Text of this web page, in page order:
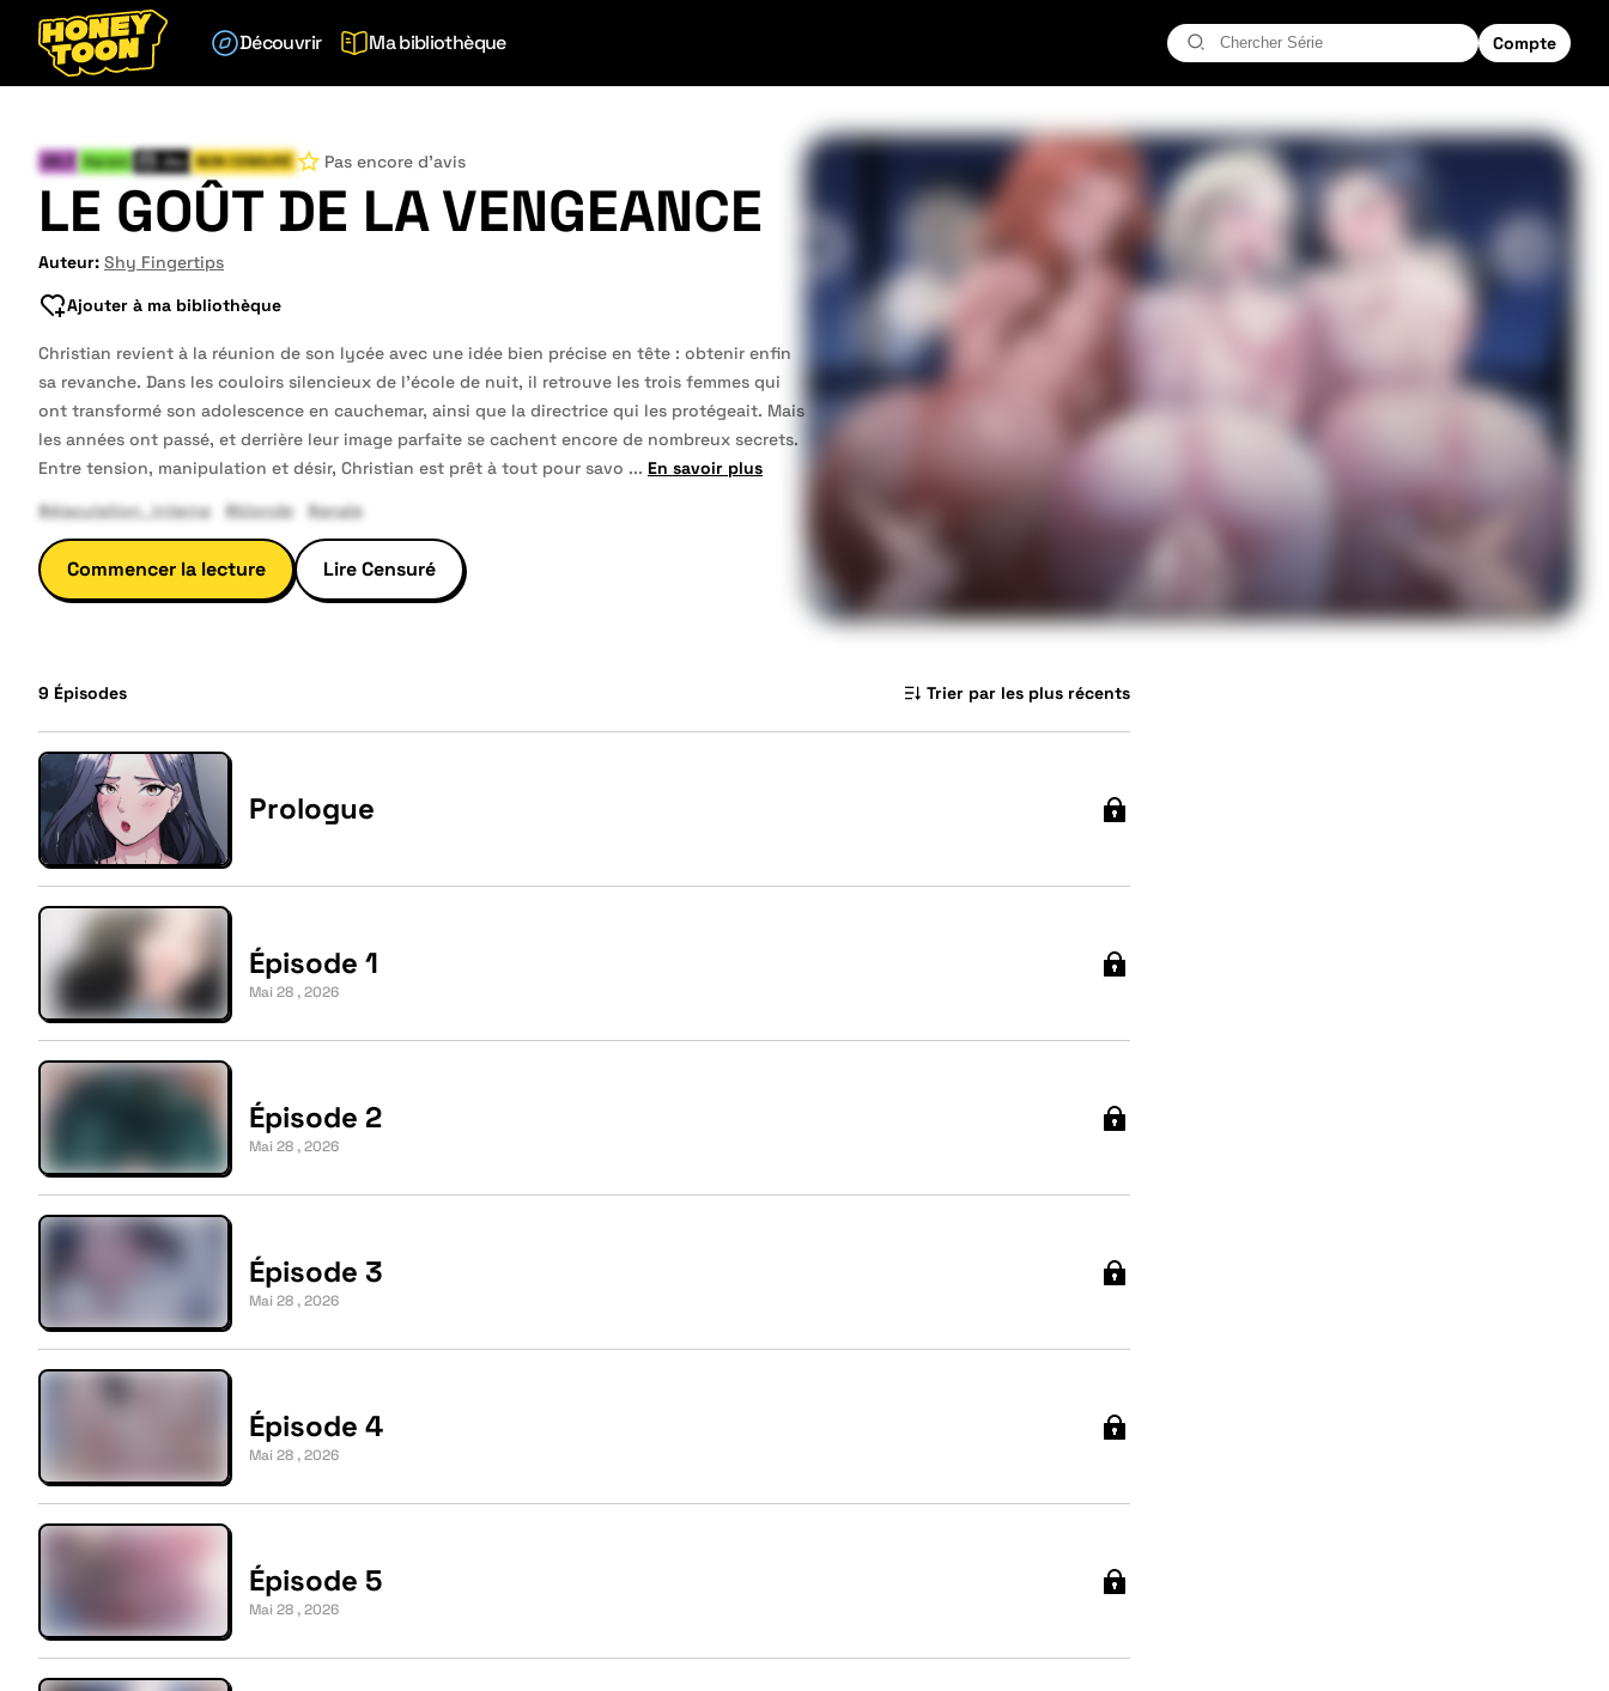
Compte
Découvrir Ma bibliothèque
MILF Harem Jeu NON CENSURÉ Pas encore d'avis
LE GOÛT DE LA VENGEANCE
Auteur: Shy Fingertips
Ajouter à ma bibliothèque
Christian revient à la réunion de son lycée avec une idée bien précise en tête : obtenir enfin
sa revanche. Dans les couloirs silencieux de l’école de nuit, il retrouve les trois femmes qui
ont transformé son adolescence en cauchemar, ainsi que la directrice qui les protégeait. Mais
les années ont passé, et derrière leur image parfaite se cachent encore de nombreux secrets.
Entre tension, manipulation et désir, Christian est prêt à tout pour savo ... En savoir plus
#éjaculation_interne
#blonde #anale
Commencer la lecture Lire Censuré
9 Épisodes Trier par les plus récents
Prologue
Épisode 1
Mai 28 , 2026
Épisode 2
Mai 28 , 2026
Épisode 3
Mai 28 , 2026
Épisode 4
Mai 28 , 2026
Épisode 5
Mai 28 , 2026